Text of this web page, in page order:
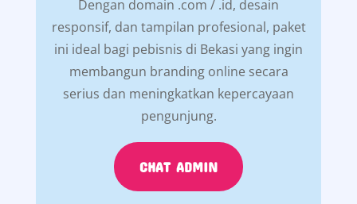
Dengan domain .com / .id, desain
responsif, dan tampilan profesional, paket
ini ideal bagi pebisnis di Bekasi yang ingin
membangun branding online secara
serius dan meningkatkan kepercayaan
pengunjung.
CHAT ADMIN